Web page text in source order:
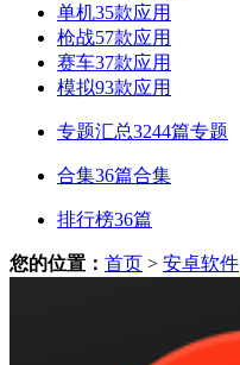
单机35款应用
枪战57款应用
赛车37款应用
模拟93款应用
专题汇总3244篇专题
合集36篇合集
排行榜36篇
您的位置： 首页 > 安卓软件